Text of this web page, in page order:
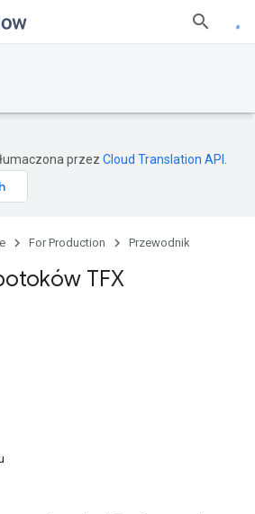
przez Cloud Translation API
For Production Przewodnik
TFX